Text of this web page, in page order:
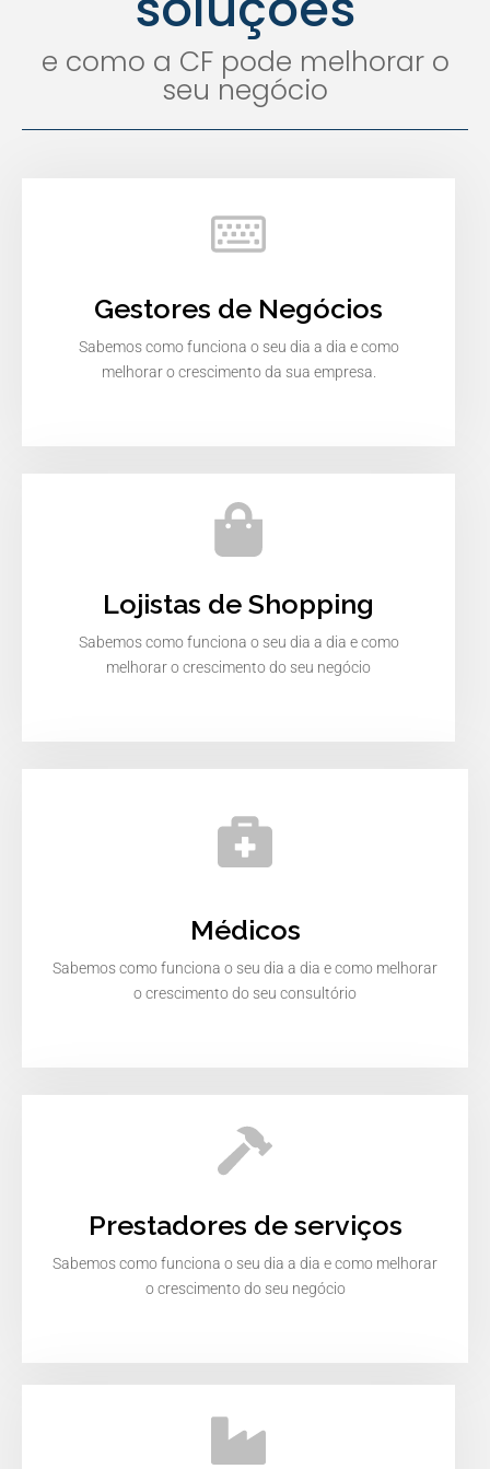
e como a CF pode melhorar o
seu negócio
Gestores de Negócios
Sabemos como funciona o seu dia a dia e como
melhorar o crescimento da sua empresa.
Lojistas de Shopping
Sabemos como funciona o seu dia a dia e como
melhorar o crescimento do seu negócio
Médicos
Sabemos como funciona o seu dia a dia e como melhorar
o crescimento do seu consultório
Prestadores de serviços
Sabemos como funciona o seu dia a dia e como melhorar
o crescimento do seu negócio